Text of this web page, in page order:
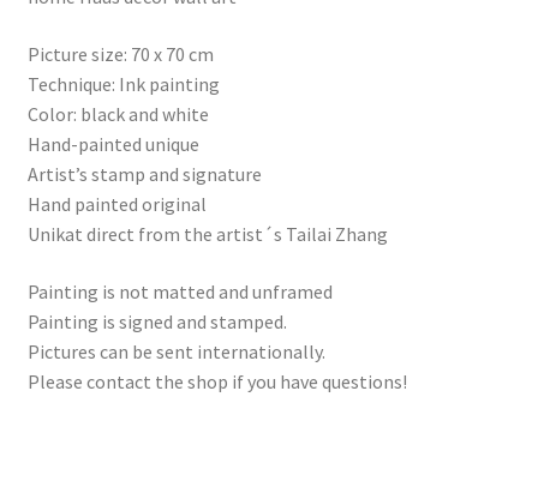
Picture size: 70 x 70 cm
Technique: Ink painting
Color: black and white
Hand-painted unique
Artist’s stamp and signature
Hand painted original
Unikat direct from the artist´s Tailai Zhang
Painting is not matted and unframed
Painting is signed and stamped.
Pictures can be sent internationally.
Please contact the shop if you have questions!